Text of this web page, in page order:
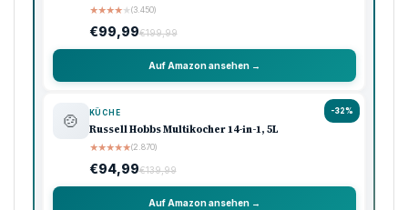
★★★★★(3.450)
€99,99€199,99
Auf Amazon ansehen →
-32%
🍲 KÜCHE
Russell Hobbs Multikocher 14-in-1, 5L
★★★★★(2.870)
€94,99€139,99
Auf Amazon ansehen →